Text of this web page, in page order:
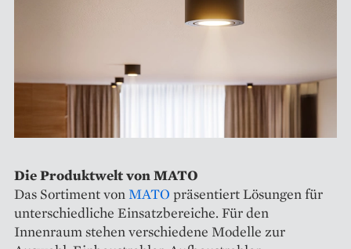
Die Produktwelt von MATO
Das Sortiment von MATO präsentiert Lösungen für
unterschiedliche Einsatzbereiche. Für den
Innenraum stehen verschiedene Modelle zur